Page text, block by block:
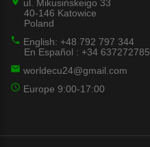
ul. Mikusińskeigo 33
40-146 Katowice
Poland
English: +48 792 797 344
En Español : +34 637272785
worldecu24@gmail.com
Europe 9:00-17:00